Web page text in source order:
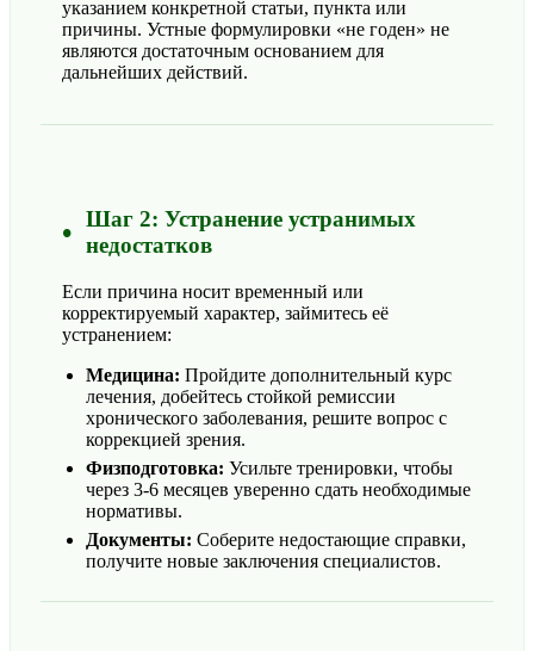
указанием конкретной статьи, пункта или
причины. Устные формулировки «не годен» не
являются достаточным основанием для
дальнейших действий.
Шаг 2: Устранение устранимых
недостатков
Если причина носит временный или
корректируемый характер, займитесь её
устранением:
Медицина: Пройдите дополнительный курс
лечения, добейтесь стойкой ремиссии
хронического заболевания, решите вопрос с
коррекцией зрения.
Физподготовка: Усильте тренировки, чтобы
через 3-6 месяцев уверенно сдать необходимые
нормативы.
Документы: Соберите недостающие справки,
получите новые заключения специалистов.